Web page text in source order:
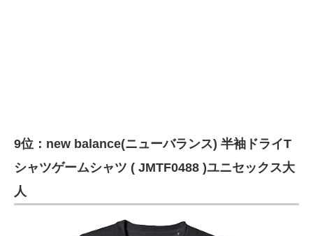
9位：new balance(ニューバランス) 半袖ドライT
シャツゲームシャツ ( JMTF0488 )ユニセックス大
人